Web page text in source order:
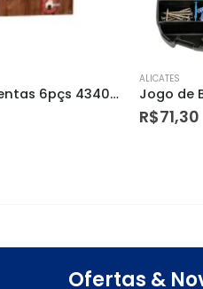
Jogo de Buchas e Parafusos com Maleta para Uso Doméstico Caixa com 385 Unidades – Tramontina
ALICATES
R$
Ofertas &